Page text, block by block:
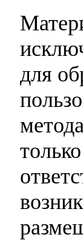
для